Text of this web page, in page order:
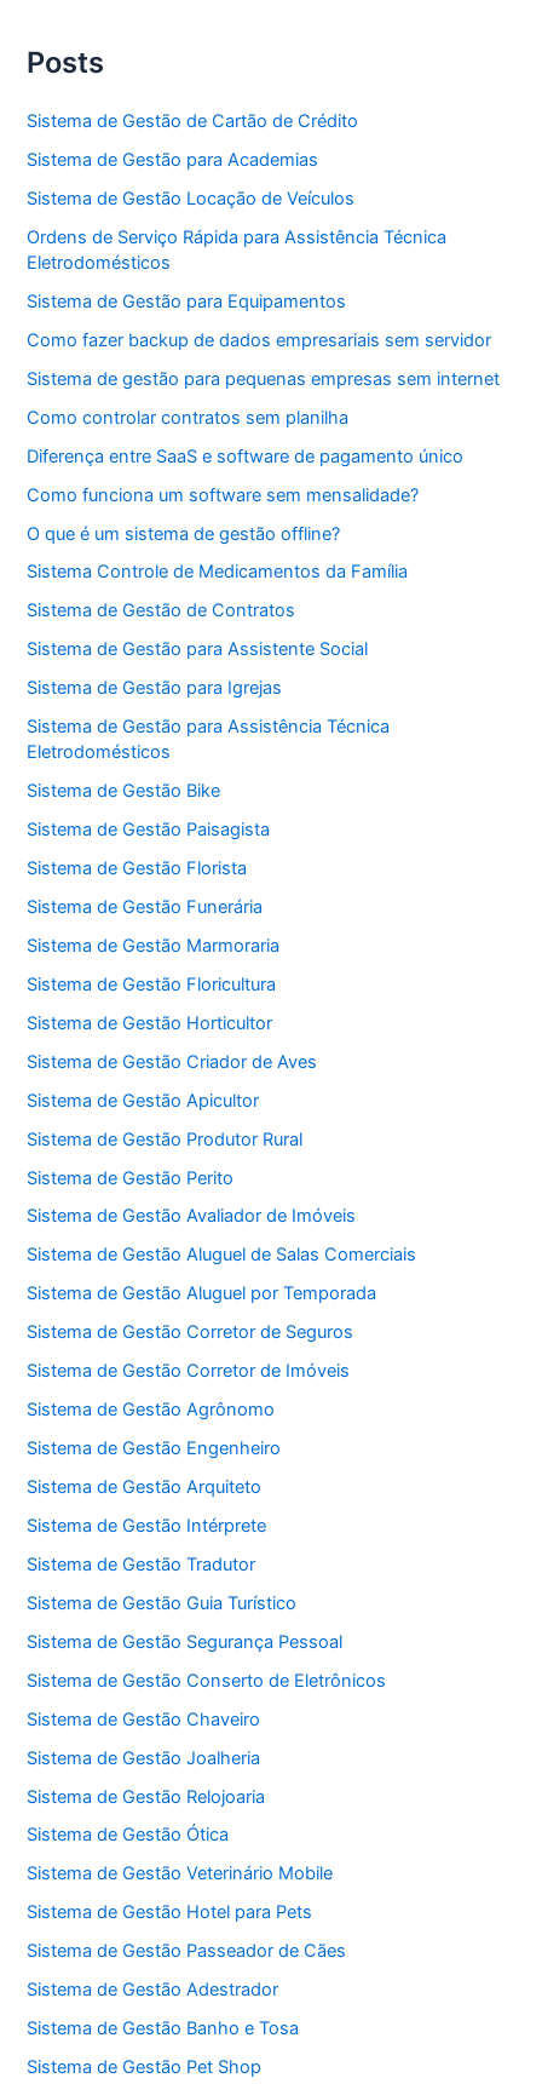
Posts
Sistema de Gestão de Cartão de Crédito
Sistema de Gestão para Academias
Sistema de Gestão Locação de Veículos
Ordens de Serviço Rápida para Assistência Técnica
Eletrodomésticos
Sistema de Gestão para Equipamentos
Como fazer backup de dados empresariais sem servidor
Sistema de gestão para pequenas empresas sem internet
Como controlar contratos sem planilha
Diferença entre SaaS e software de pagamento único
Como funciona um software sem mensalidade?
O que é um sistema de gestão offline?
Sistema Controle de Medicamentos da Família
Sistema de Gestão de Contratos
Sistema de Gestão para Assistente Social
Sistema de Gestão para Igrejas
Sistema de Gestão para Assistência Técnica
Eletrodomésticos
Sistema de Gestão Bike
Sistema de Gestão Paisagista
Sistema de Gestão Florista
Sistema de Gestão Funerária
Sistema de Gestão Marmoraria
Sistema de Gestão Floricultura
Sistema de Gestão Horticultor
Sistema de Gestão Criador de Aves
Sistema de Gestão Apicultor
Sistema de Gestão Produtor Rural
Sistema de Gestão Perito
Sistema de Gestão Avaliador de Imóveis
Sistema de Gestão Aluguel de Salas Comerciais
Sistema de Gestão Aluguel por Temporada
Sistema de Gestão Corretor de Seguros
Sistema de Gestão Corretor de Imóveis
Sistema de Gestão Agrônomo
Sistema de Gestão Engenheiro
Sistema de Gestão Arquiteto
Sistema de Gestão Intérprete
Sistema de Gestão Tradutor
Sistema de Gestão Guia Turístico
Sistema de Gestão Segurança Pessoal
Sistema de Gestão Conserto de Eletrônicos
Sistema de Gestão Chaveiro
Sistema de Gestão Joalheria
Sistema de Gestão Relojoaria
Sistema de Gestão Ótica
Sistema de Gestão Veterinário Mobile
Sistema de Gestão Hotel para Pets
Sistema de Gestão Passeador de Cães
Sistema de Gestão Adestrador
Sistema de Gestão Banho e Tosa
Sistema de Gestão Pet Shop